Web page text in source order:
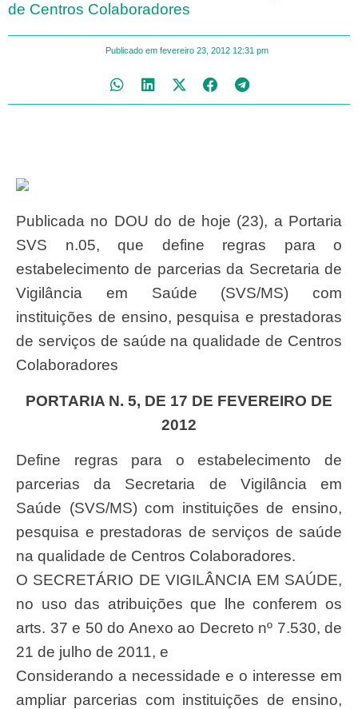
de Centros Colaboradores
Publicado em fevereiro 23, 2012 12:31 pm
Publicada no DOU do de hoje (23), a Portaria
SVS n.05, que define regras para o
estabelecimento de parcerias da Secretaria de
Vigilância em Saúde (SVS/MS) com
instituições de ensino, pesquisa e prestadoras
de serviços de saúde na qualidade de Centros
Colaboradores
PORTARIA N. 5, DE 17 DE FEVEREIRO DE
2012
Define regras para o estabelecimento de
parcerias da Secretaria de Vigilância em
Saúde (SVS/MS) com instituições de ensino,
pesquisa e prestadoras de serviços de saúde
na qualidade de Centros Colaboradores.
O SECRETÁRIO DE VIGILÂNCIA EM SAÚDE,
no uso das atribuições que lhe conferem os
arts. 37 e 50 do Anexo ao Decreto nº 7.530, de
21 de julho de 2011, e
Considerando a necessidade e o interesse em
ampliar parcerias com instituições de ensino,